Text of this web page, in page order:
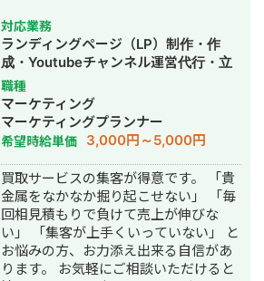
です。 実際、弊社は地域名＋施術で上
位表示が得意得意で、かなりの施術名
をハックしています。 また、医療広告
ガイドライン、薬機法にも対応した知
見もあり安全性にも対応しておりま
す。 ■実績■ ・某美容系ビックワード
で圏外→10位以内（半年） ・美容施術
系ビッグワード 2位 ・新規患者数PV
が3ヶ月で２倍 ・半年で新規患者数が
1.5倍！
対応業務
ランディングページ（LP）制作・作
成・Youtubeチャンネル運営代行・立
ち上げ・SEO対策・SNS運用代行・記
事作成代行・ライティング・ホームペ
ージ制作・作成・リスティング広告運
用代行・オウンドメディア制作・構
築・運用代行
職種
マーケティング
マーケティングプランナー
希望時給単価 3,000円～5,000円
買取サービスの集客が得意です。 「貴
金属をなかなか掘り起こせない」 「毎
回相見積もりで負けて売上が伸びな
い」 「集客が上手くいっていない」 と
お悩みの方、お力添え出来る自信があ
ります。 お気軽にご相談いただけると